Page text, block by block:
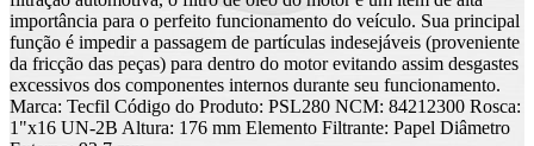
importância para o perfeito funcionamento do veículo. Sua principal
função é impedir a passagem de partículas indesejáveis (proveniente
da fricção das peças) para dentro do motor evitando assim desgastes
excessivos dos componentes internos durante seu funcionamento.
Marca: Tecfil Código do Produto: PSL280 NCM: 84212300 Rosca:
1"x16 UN-2B Altura: 176 mm Elemento Filtrante: Papel Diâmetro